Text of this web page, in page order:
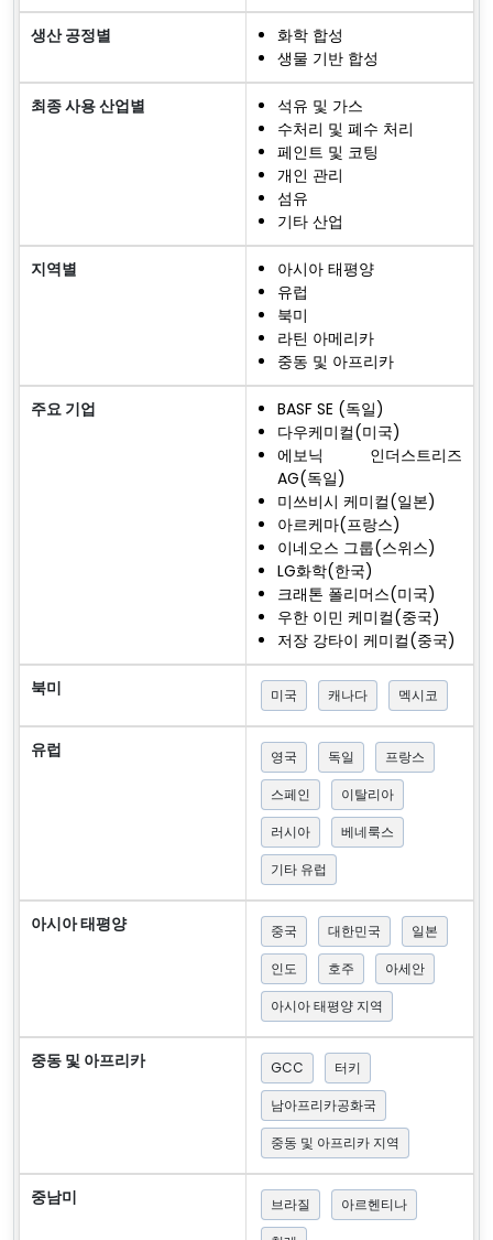
생산 공정별
화학 합성
생물 기반 합성
최종 사용 산업별
석유 및 가스
수처리 및 폐수 처리
페인트 및 코팅
개인 관리
섬유
기타 산업
지역별
아시아 태평양
유럽
북미
라틴 아메리카
중동 및 아프리카
주요 기업
BASF SE (독일)
다우케미컬(미국)
에보닉 인더스트리즈
AG(독일)
미쓰비시 케미컬(일본)
아르케마(프랑스)
이네오스 그룹(스위스)
LG화학(한국)
크래톤 폴리머스(미국)
우한 이민 케미컬(중국)
저장 강타이 케미컬(중국)
북미 미국 캐나다 멕시코
유럽 영국 독일
프랑스
스페인
이탈리아
러시아
베네룩스
기타 유럽
아시아 태평양 중국 대한민국
일본
인도
호주
아세안
아시아 태평양 지역
중동 및 아프리카 GCC
터키
남아프리카공화국
중동 및 아프리카 지역
중남미 브라질
아르헨티나